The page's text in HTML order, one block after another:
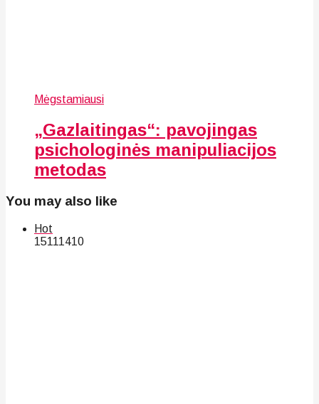
Mėgstamiausi
„Gazlaitingas“: pavojingas
psichologinės manipuliacijos
metodas
You may also like
Hot
151 11410